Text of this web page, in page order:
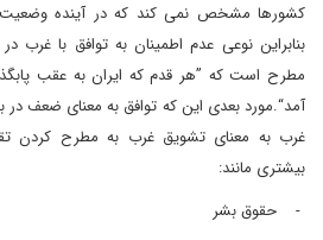
کشورها مشخص نمی کند که در آینده وضعیت
بنابراین نوعی عدم اطمینان به توافق با غرب
مطرح است که ”هر قدم که ایران به عقب
آمد“.مورد بعدی این که توافق به معنای ضعف در
غرب به معنای تشویق غرب به مطرح کردن
بیشتری مانند:
- حقوق بشر